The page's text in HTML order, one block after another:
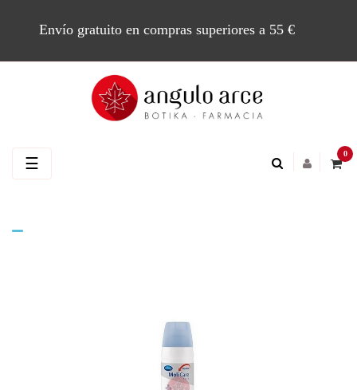
Envío gratuito en compras superiores a 55 €
0
Navegación
☰